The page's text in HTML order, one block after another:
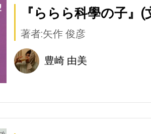
『ららら科學の子』(
著者:矢作 俊彦
豊崎 由美